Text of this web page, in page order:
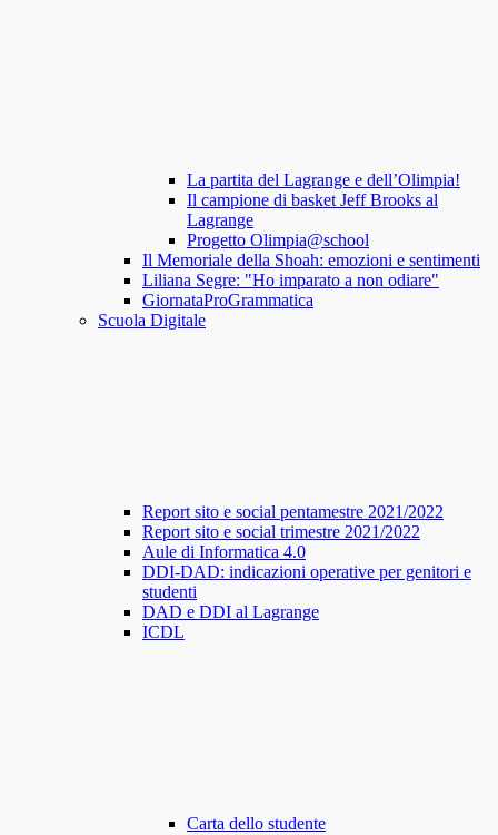
La partita del Lagrange e dell’Olimpia!
Il campione di basket Jeff Brooks al
Lagrange
Progetto Olimpia@school
Il Memoriale della Shoah: emozioni e sentimenti
Liliana Segre: "Ho imparato a non odiare"
GiornataProGrammatica
Scuola Digitale
Report sito e social pentamestre 2021/2022
Report sito e social trimestre 2021/2022
Aule di Informatica 4.0
DDI-DAD: indicazioni operative per genitori e
studenti
DAD e DDI al Lagrange
ICDL
Carta dello studente